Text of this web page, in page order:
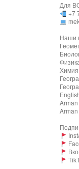
Для
+7
Наши